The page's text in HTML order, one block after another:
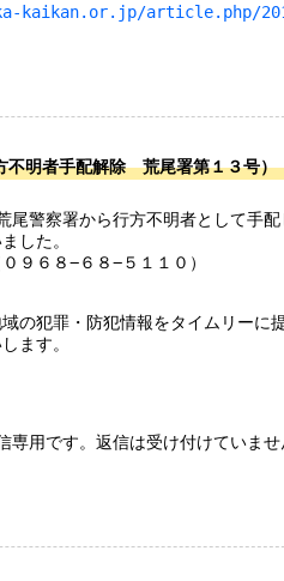
kaikan.or.jp/article.php/
不明者手配解除 荒尾署第１３号）
した。
９６８−６８−５１１０）
の犯罪・防犯情報をタイムリー
ます。
用です。返信は受け付けていませ